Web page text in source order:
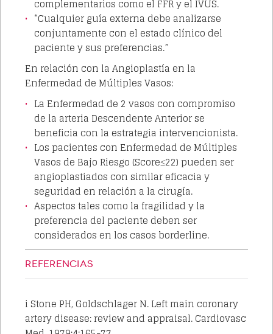
complementarios como el FFR y el IVUS.
“Cualquier guía externa debe analizarse
conjuntamente con el estado clínico del
paciente y sus preferencias.”
En relación con la Angioplastía en la
Enfermedad de Múltiples Vasos:
La Enfermedad de 2 vasos con compromiso
de la arteria Descendente Anterior se
beneficia con la estrategia intervencionista.
Los pacientes con Enfermedad de Múltiples
Vasos de Bajo Riesgo (Score≤22) pueden ser
angioplastiados con similar eficacia y
seguridad en relación a la cirugía.
Aspectos tales como la fragilidad y la
preferencia del paciente deben ser
considerados en los casos borderline.
REFERENCIAS
i Stone PH, Goldschlager N. Left main coronary
artery disease: review and appraisal. Cardiovasc